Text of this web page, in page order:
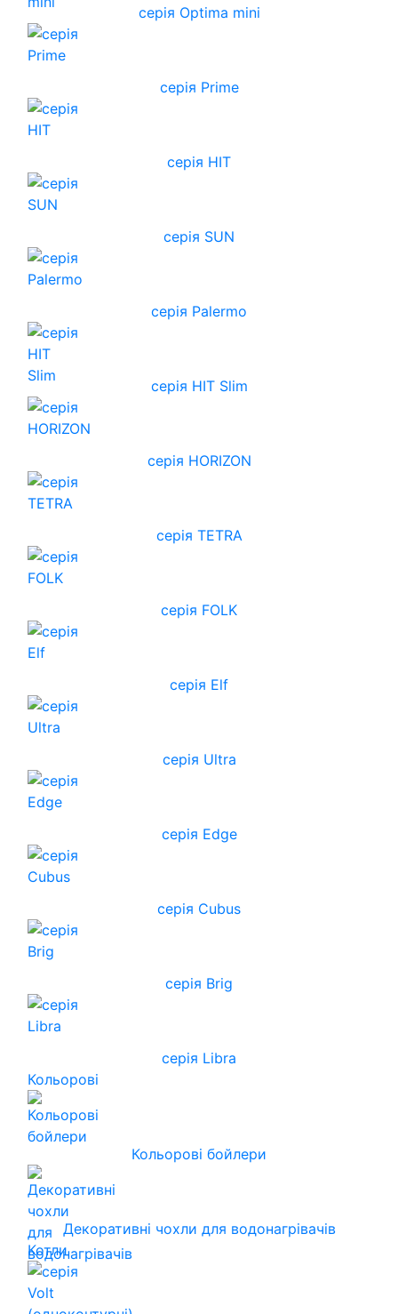
серія Optima mini
серія Prime
серія HIT
серія SUN
серія Palermo
серія HIT Slim
cерія HORIZON
серія TETRA
серія FOLK
серія Elf
серія Ultra
серія Edge
серія Cubus
серія Brig
серія Libra
Кольорові
Кольорові бойлери
Декоративні чохли для водонагрівачів
Котли